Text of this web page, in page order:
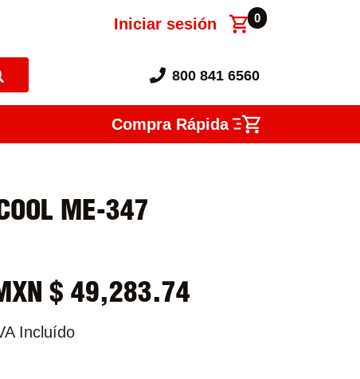
Iniciar sesión 0
800 841 6560
Compra Rápida
ME-347
$ 49,283.74
Incluído